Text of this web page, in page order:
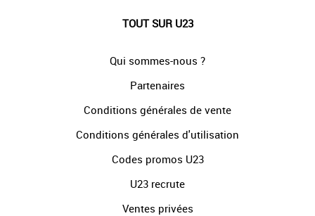
TOUT SUR U23
Qui sommes-nous ?
Partenaires
Conditions générales de vente
Conditions générales d'utilisation
Codes promos U23
U23 recrute
Ventes privées